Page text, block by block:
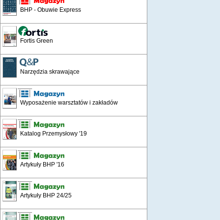
BHP - Obuwie Express
Fortis Green
Narzędzia skrawające
Wyposażenie warsztatów i zakładów
Katalog Przemysłowy '19
Artykuły BHP '16
Artykuły BHP 24/25